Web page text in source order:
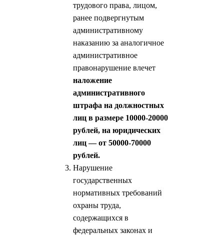
трудового права, лицом,
ранее подвергнутым
административному
наказанию за аналогичное
административное
правонарушение влечет
наложение
административного
штрафа на должностных
лиц в размере 10000-20000
рублей, на юридических
лиц — от 50000-70000
рублей.
Нарушение
государственных
нормативных требований
охраны труда,
содержащихся в
федеральных законах и